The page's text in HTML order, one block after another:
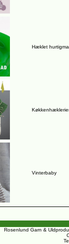
Hæklet
Vinterbaby
Rosenlund Garn &